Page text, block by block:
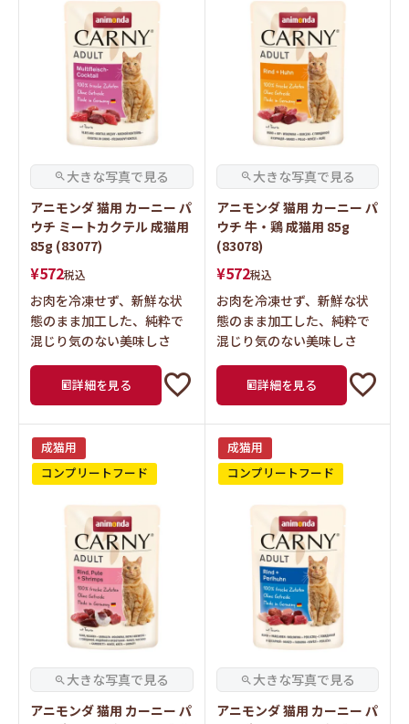
アニモンダ 猫用 カーニー パ
ウチ ミートカクテル 成猫用
85g (83077)
¥572税込
お肉を冷凍せず、新鮮な状
態のまま加工した、純粋で
混じり気のない美味しさ
詳細を見る
アニモンダ 猫用 カーニー パ
ウチ 牛・鶏 成猫用 85g
(83078)
¥572税込
お肉を冷凍せず、新鮮な状
態のまま加工した、純粋で
混じり気のない美味しさ
詳細を見る
成猫用
コンプリートフード
アニモンダ 猫用 カーニー パ
成猫用
コンプリートフード
アニモンダ 猫用 カーニー パ